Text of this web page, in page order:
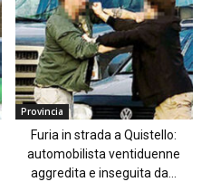
Provincia
Furia in strada a Quistello:
automobilista ventiduenne
aggredita e inseguita da...